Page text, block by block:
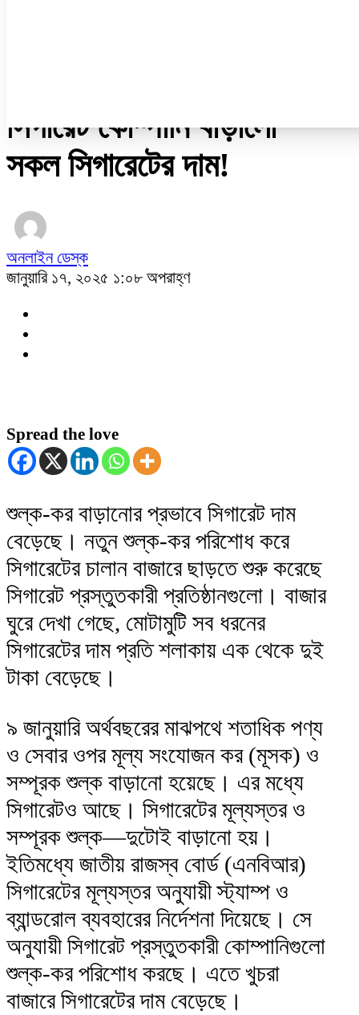
সিগারেট কোম্পানি বাড়ালো
সকল সিগারেটের দাম!
অনলাইন ডেস্ক
জানুয়ারি ১৭, ২০২৫ ১:০৮ অপরাহ্ণ
Spread the love
শুল্ক-কর বাড়ানোর প্রভাবে সিগারেট দাম
বেড়েছে। নতুন শুল্ক-কর পরিশোধ করে
সিগারেটের চালান বাজারে ছাড়তে শুরু করেছে
সিগারেট প্রস্তুতকারী প্রতিষ্ঠানগুলো। বাজার
ঘুরে দেখা গেছে, মোটামুটি সব ধরনের
সিগারেটের দাম প্রতি শলাকায় এক থেকে দুই
টাকা বেড়েছে।
৯ জানুয়ারি অর্থবছরের মাঝপথে শতাধিক পণ্য
ও সেবার ওপর মূল্য সংযোজন কর (মূসক) ও
সম্পূরক শুল্ক বাড়ানো হয়েছে। এর মধ্যে
সিগারেটও আছে। সিগারেটের মূল্যস্তর ও
সম্পূরক শুল্ক—দুটোই বাড়ানো হয়।
ইতিমধ্যে জাতীয় রাজস্ব বোর্ড (এনবিআর)
সিগারেটের মূল্যস্তর অনুযায়ী স্ট্যাম্প ও
ব্যান্ডরোল ব্যবহারের নির্দেশনা দিয়েছে। সে
অনুযায়ী সিগারেট প্রস্তুতকারী কোম্পানিগুলো
শুল্ক-কর পরিশোধ করছে। এতে খুচরা
বাজারে সিগারেটের দাম বেড়েছে।